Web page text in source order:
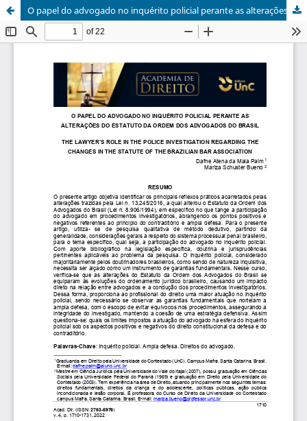
O papel do advogado no inquérito policial perante as alterações do estatuto da Ordem dos Advogados do Brasil